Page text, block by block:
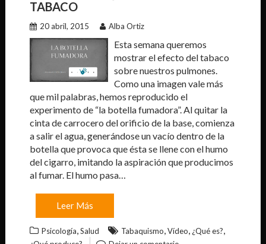
TABACO
20 abril, 2015 Alba Ortiz
Esta semana queremos
mostrar el efecto del tabaco
sobre nuestros pulmones.
Como una imagen vale más
que mil palabras, hemos reproducido el
experimento de “la botella fumadora”. Al quitar la
cinta de carrocero del orificio de la base, comienza
a salir el agua, generándose un vacío dentro de la
botella que provoca que ésta se llene con el humo
del cigarro, imitando la aspiración que producimos
al fumar. El humo pasa…
Leer Más
Psicología,Salud Tabaquismo,Vídeo, ¿Qué es?,